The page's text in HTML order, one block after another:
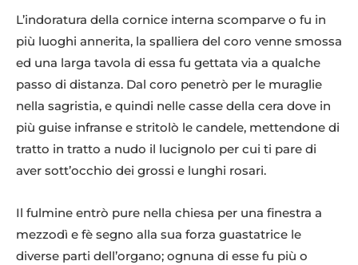
L’indoratura della cornice interna scomparve o fu in
più luoghi annerita, la spalliera del coro venne smossa
ed una larga tavola di essa fu gettata via a qualche
passo di distanza. Dal coro penetrò per le muraglie
nella sagristia, e quindi nelle casse della cera dove in
più guise infranse e stritolò le candele, mettendone di
tratto in tratto a nudo il lucignolo per cui ti pare di
aver sott’occhio dei grossi e lunghi rosari.
Il fulmine entrò pure nella chiesa per una finestra a
mezzodì e fè segno alla sua forza guastatrice le
diverse parti dell’organo; ognuna di esse fu più o